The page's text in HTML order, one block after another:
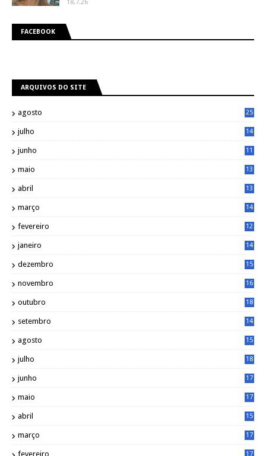
18.7.26
FACEBOOK
ARQUIVOS DO SITE
agosto 25
julho
14
junho
11
maio
13
abril
13
março
14
fevereiro
12
janeiro
14
dezembro
15
novembro
16
outubro
18
setembro
14
agosto
15
julho
18
junho
17
maio
17
abril
15
março
17
fevereiro
17